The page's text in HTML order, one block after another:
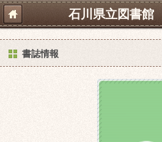
石川県立図書館
書誌情報